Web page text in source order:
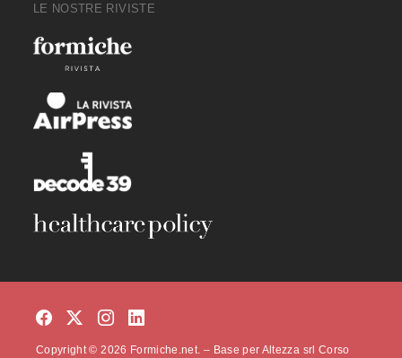
LE NOSTRE RIVISTE
Copyright © 2026 Formiche.net. – Base per Altezza srl Corso